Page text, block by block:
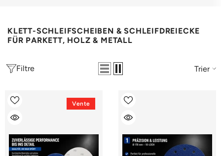
KLETT-SCHLEIFSCHEIBEN & SCHLEIFDREIECKE
FÜR PARKETT, HOLZ & METALL
Filtre Trier
Vente